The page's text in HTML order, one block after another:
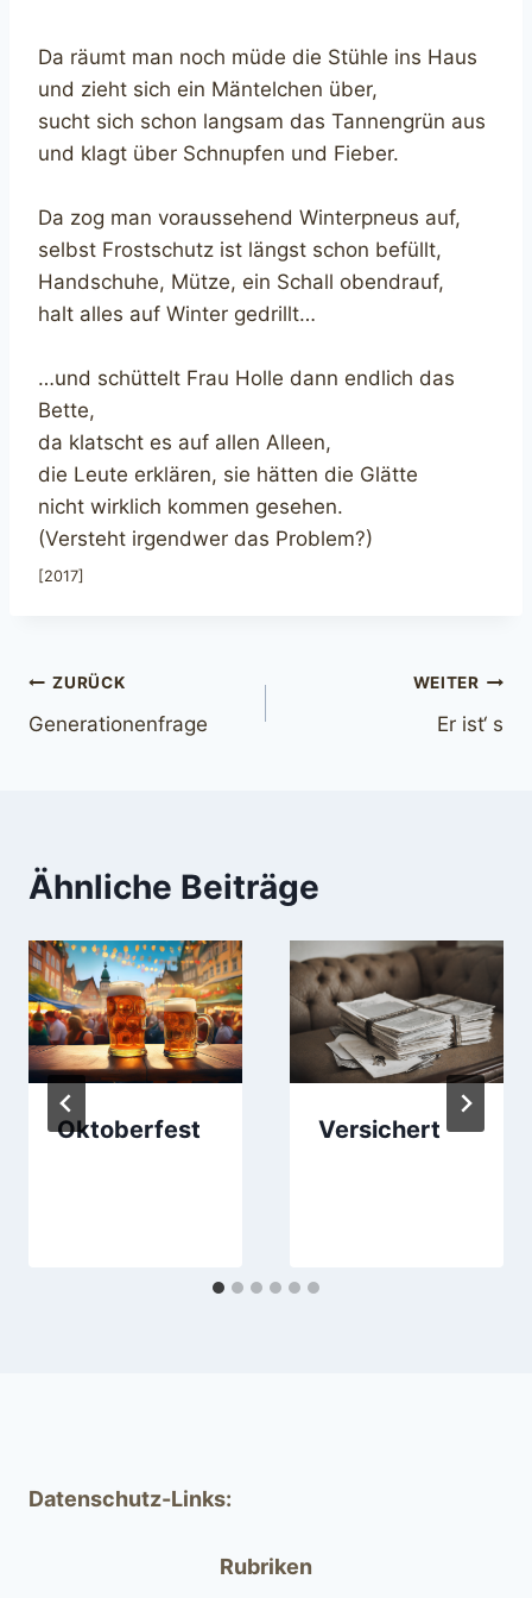
Da räumt man noch müde die Stühle ins Haus
und zieht sich ein Mäntelchen über,
sucht sich schon langsam das Tannengrün aus
und klagt über Schnupfen und Fieber.
Da zog man voraussehend Winterpneus auf,
selbst Frostschutz ist längst schon befüllt,
Handschuhe, Mütze, ein Schall obendrauf,
halt alles auf Winter gedrillt…
…und schüttelt Frau Holle dann endlich das
Bette,
da klatscht es auf allen Alleen,
die Leute erklären, sie hätten die Glätte
nicht wirklich kommen gesehen.
(Versteht irgendwer das Problem?)
[2017]
Beitragsnavigation
ZURÜCK
Generationenfrage
WEITER
Er ist‘ s
Ähnliche Beiträge
Oktoberfest Versichert
Datenschutz-Links:
Rubriken